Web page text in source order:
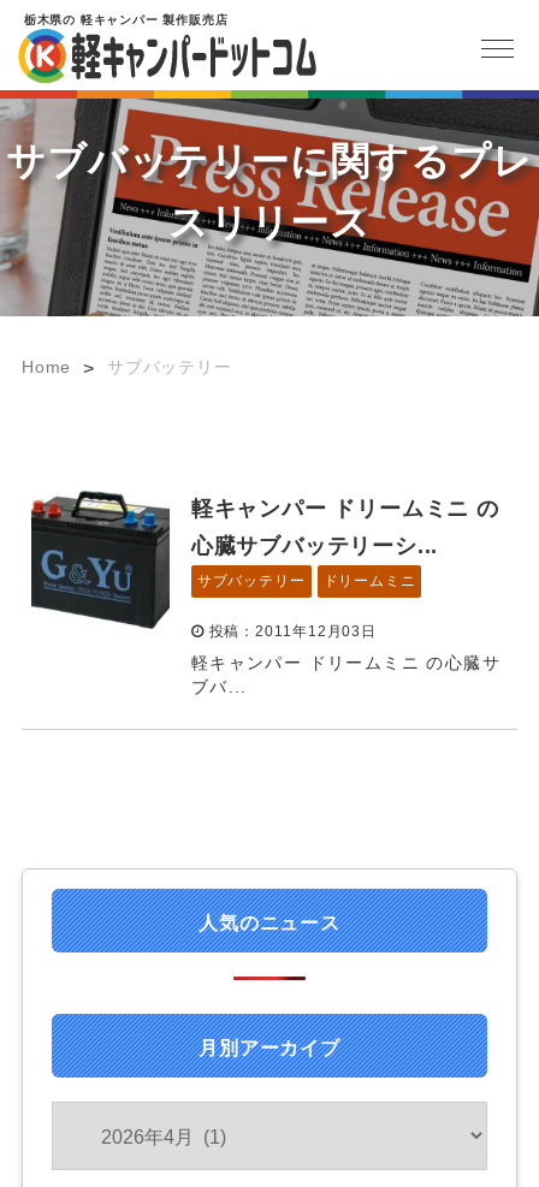
栃木県の 軽キャンパー 製作販売店
サブバッテリーに関するプレ
スリリース
Home > サブバッテリー
軽キャンパー ドリームミニ の
心臓サブバッテリーシ...
サブバッテリー ドリームミニ
投稿：2011年12月03日
軽キャンパー ドリームミニ の心臓サ
ブバ...
人気のニュース
月別アーカイブ